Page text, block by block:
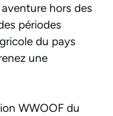
hors des
périodes
du pays
une
WWOOF du